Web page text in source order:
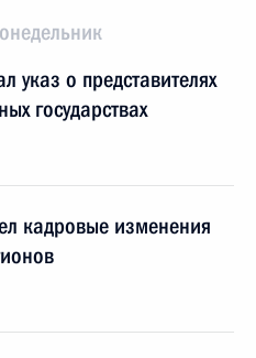
указ о представителях
государствах
кадровые изменения